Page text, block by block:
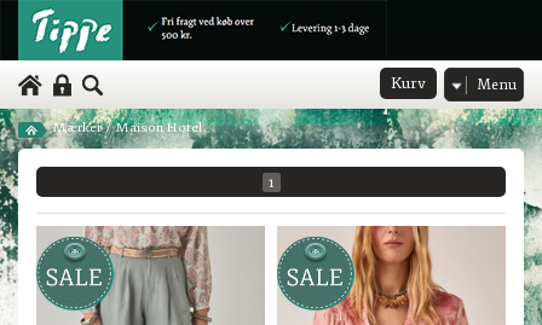
Kurv Menu
Mærker/ Maison Hotel
1